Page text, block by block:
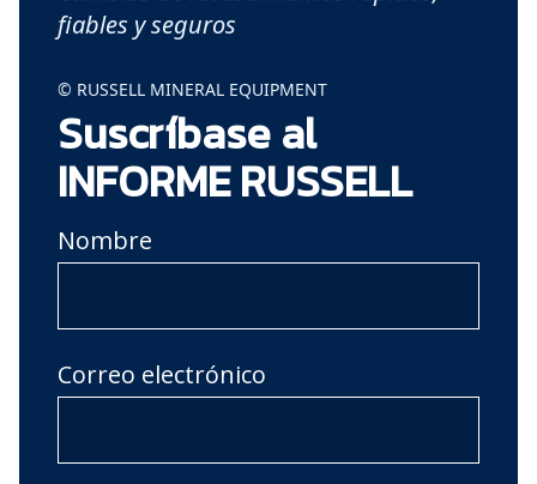
fiables y seguros
© RUSSELL MINERAL EQUIPMENT
Suscríbase al
INFORME RUSSELL
Nombre
Correo electrónico